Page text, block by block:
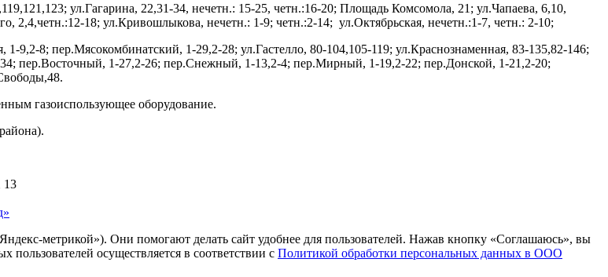
ул.Гагарина, 22,31-34, нечетн.: 15-25, четн.:16-20; Площадь Комсомола, 21; ул.Чапаева, 6,10,
2,4,четн.:12-18; ул.Кривошлыкова, нечетн.: 1-9; четн.:2-14; ул.Октябрьская, нечетн.:1-7, четн.: 2-10;
9,2-8; пер.Мясокомбинатский, 1-29,2-28; ул.Гастелло, 80-104,105-119; ул.Краснознаменная, 83-135,82-146;
пер.Восточный, 1-27,2-26; пер.Снежный, 1-13,2-4; пер.Мирный, 1-19,2-22; пер.Донской, 1-21,2-20;
газоиспользующее оборудование.
13
метрикой»). Они помогают делать сайт удобнее для пользователей. Нажав кнопку «Соглашаюсь», вы
пользователей осуществляется в соответствии с Политикой обработки персональных данных в ООО